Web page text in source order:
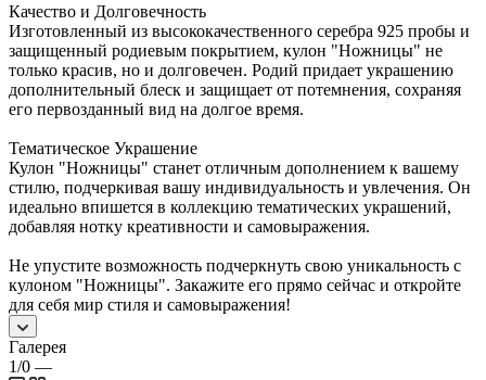
Качество и Долговечность
Изготовленный из высококачественного серебра 925 пробы и
защищенный родиевым покрытием, кулон "Ножницы" не
только красив, но и долговечен. Родий придает украшению
дополнительный блеск и защищает от потемнения, сохраняя
его первозданный вид на долгое время.
Тематическое Украшение
Кулон "Ножницы" станет отличным дополнением к вашему
стилю, подчеркивая вашу индивидуальность и увлечения. Он
идеально впишется в коллекцию тематических украшений,
добавляя нотку креативности и самовыражения.
Не упустите возможность подчеркнуть свою уникальность с
кулоном "Ножницы". Закажите его прямо сейчас и откройте
для себя мир стиля и самовыражения!
Галерея
1/0 —